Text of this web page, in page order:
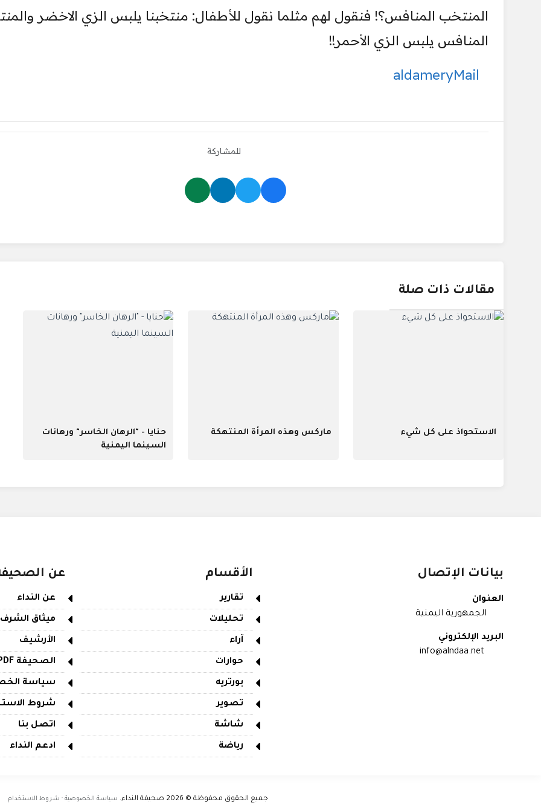
المنتخب المنافس؟! فنقول لهم مثلما نقول للأطفال: منتخبنا يلبس الزي الاخضر
المنافس يلبس الزي الأحمر!!
aldameryMail
للمشاركة
مقالات ذات صلة
الاستحواذ على كل شيء ماركس وهذه المرأة المنتهكة
حنايا - "الرهان الخاسر" ورهانات
السينما اليمنية
بيانات الإتصال
العنوان
الجمهورية اليمنية
البريد الإلكتروني
info@alndaa.net
الأقسام
تقارير
تحليلات
آراء
حوارات
بورتريه
تصوير
شاشة
رياضة
عن
عن النداء
ميثاق الشرف
الأرشيف
الصحيفة PDF
سياسة
شروط
اتصل بنا
ادعم النداء
جميع الحقوق محفوظة © 2026 صحيفة النداء. سياسة الخصوصية · شروط الاستخدام